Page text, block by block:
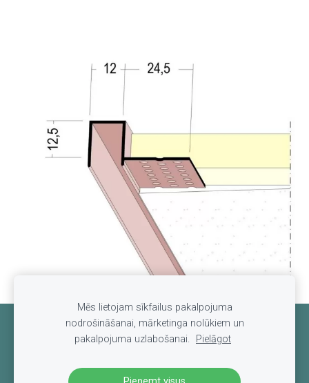
Sīkdatnes
Mēs lietojam sīkfailus pakalpojuma
nodrošināšanai, mārketinga nolūkiem un
pakalpojuma uzlabošanai.
Pielāgot